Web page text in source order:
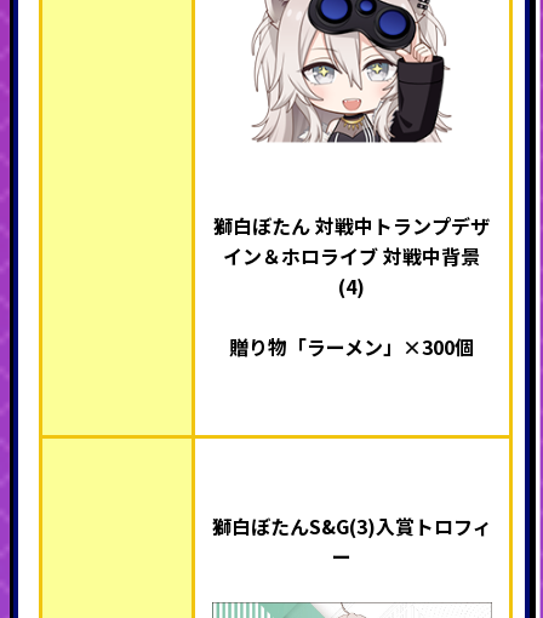
獅白ぼたん 対戦中トランプデザ
イン＆ホロライブ 対戦中背景
(4)
贈り物「ラーメン」×300個
獅白ぼたんS&G(3)入賞トロフィ
ー